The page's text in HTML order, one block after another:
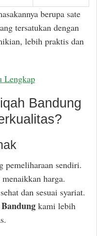
berupa sate
tersatukan dengan
lebih praktis dan
Lengkap
Bandung
pemeliharaan sendiri.
harga.
dan sesuai syariat.
kami lebih